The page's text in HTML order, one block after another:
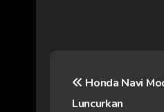
Honda Navi
Luncurkan